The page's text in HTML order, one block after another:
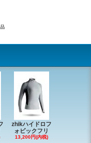
zhikハイドロフ
ォビックフリ
13,200円(内税)